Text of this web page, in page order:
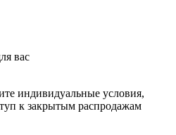
вас
индивидуальные условия,
к закрытым распродажам